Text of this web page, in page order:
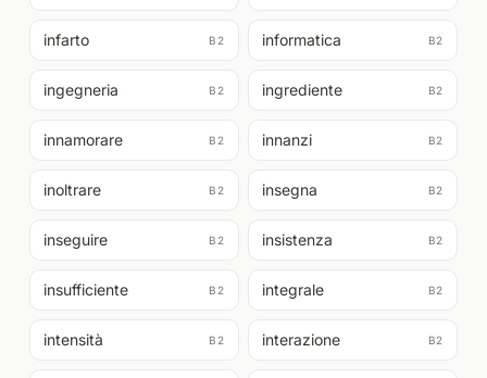
infarto B2 informatica B2
ingegneria B2 ingrediente B2
innamorare B2 innanzi B2
inoltrare B2 insegna B2
inseguire B2 insistenza B2
insufficiente B2 integrale B2
intensità B2 interazione B2